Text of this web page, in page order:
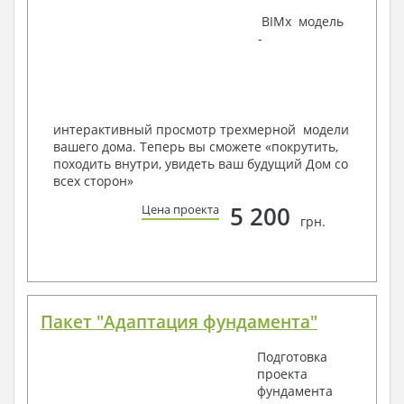
Инженеров – всегда готовы воплотить Вашу мечту
условий, за дополнительную плату.
Получить профессиональную консультацию у
наших специалистов, Вы можете любым
способом связи: закажите обратный звонок,
по viber, e-mail, телефон -
BIMx модель
-
интерактивный просмотр трехмерной модели
вашего дома. Теперь вы сможете «покрутить,
походить внутри, увидеть ваш будущий Дом со
всех сторон»
Цена проекта 5 200 грн.
Пакет "Адаптация фундамента"
Подготовка
проекта
фундамента